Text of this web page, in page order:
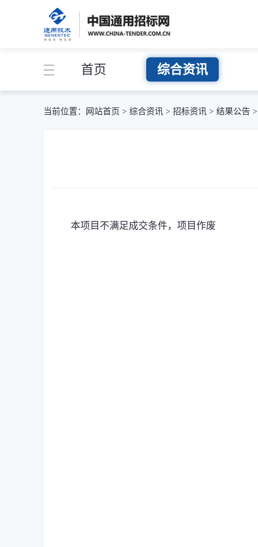
首页 综合资讯
当前位置： 网站首页 > 综合资讯 > 招标资讯 > 结果公告 >
本项目不满足成交条件，项目作废